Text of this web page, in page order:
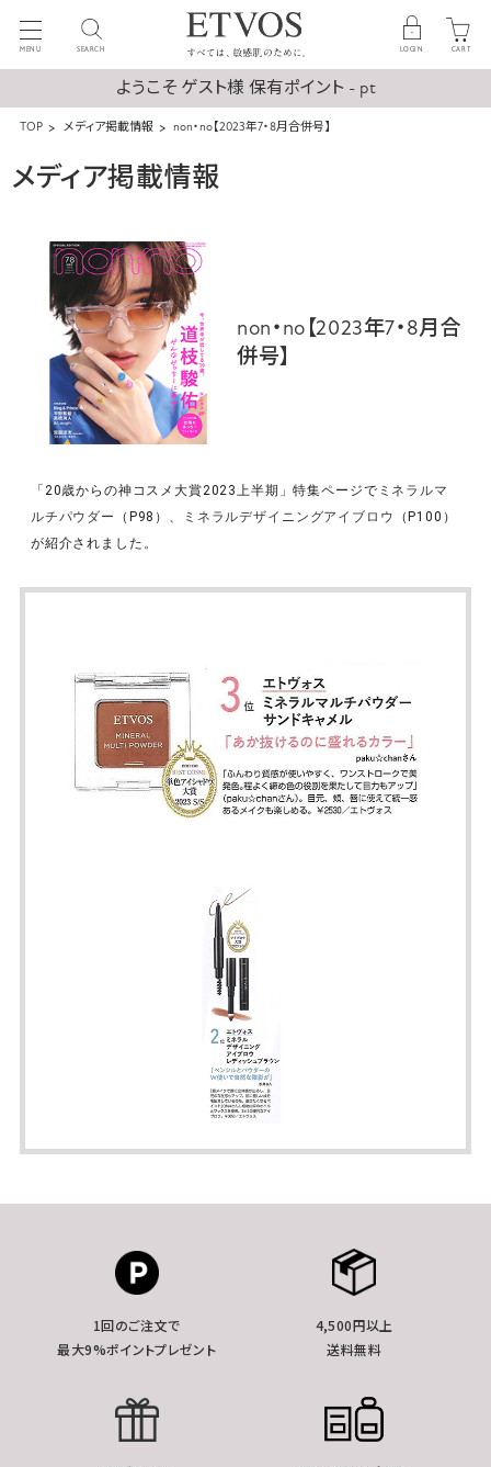
MENU SEARCH LOGIN CART
ようこそ ゲスト様 保有ポイント - pt
TOP メディア掲載情報 non・no【2023年7・8月合併号】
メディア掲載情報
non・no【2023年7・8月合
併号】
「20歳からの神コスメ大賞2023上半期」特集ページで ミネラルマ
ルチパウダー
（P98）、 ミネラルデザイニングアイブロウ
（P100）
が紹介されました。
1回のご注文で
最大9%ポイントプレゼント
4,500円以上
送料無料